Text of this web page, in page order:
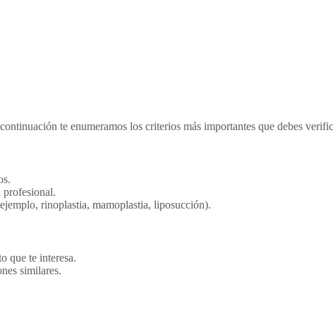
te enumeramos los criterios más importantes que debes
profesional.
rinoplastia, mamoplastia, liposucción).
que te interesa.
similares.